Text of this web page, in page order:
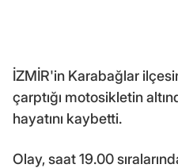
İZMİR'in Karabağlar
çarptığı motosikletin
hayatını kaybetti.
Olay, saat 19.00